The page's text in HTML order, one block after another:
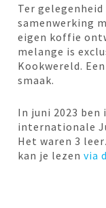
Ter
samenwerking
eigen koffie
melange is
Kookwereld.
smaak.
In juni 2023 ben
internationale
Het waren 3
kan je lezenvia